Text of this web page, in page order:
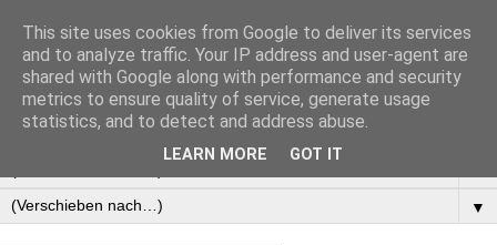
Manus Testwelt, alles
außer langweilig
▼
This site uses cookies from Google to deliver its services
and to analyze traffic. Your IP address and user-agent are
shared with Google along with performance and security
metrics to ensure quality of service, generate usage
statistics, and to detect and address abuse.
LEARN MORE GOT IT